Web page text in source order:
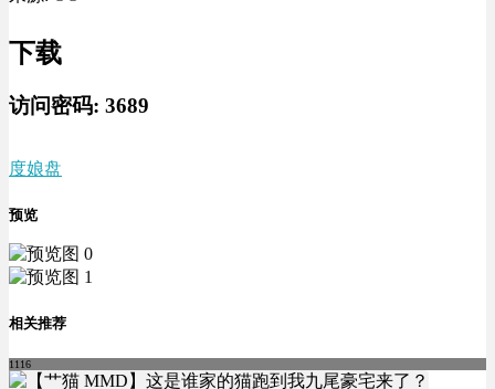
下载
访问密码: 3689
度娘盘
预览
相关推荐
1116